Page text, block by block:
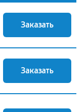
Заказать
Заказать